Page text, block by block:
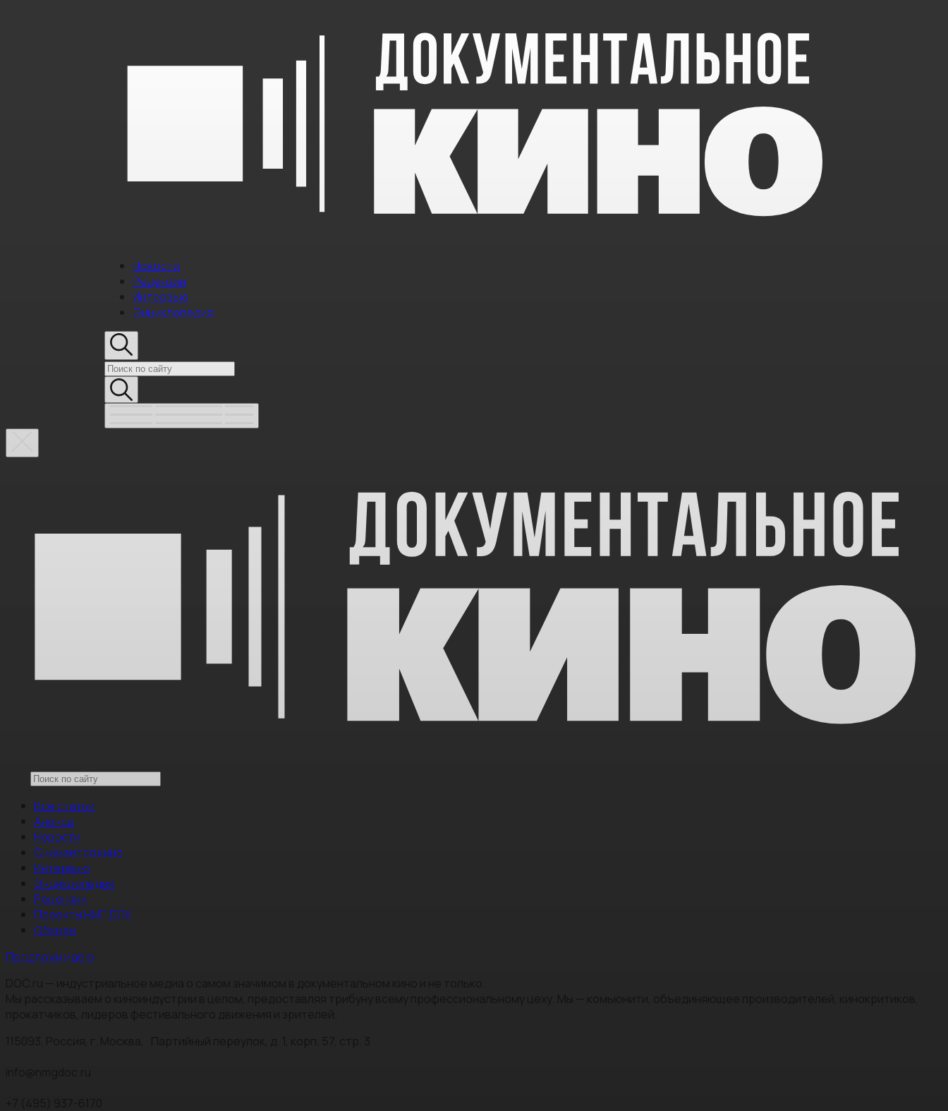
Новости
Рецензии
Интервью
Энциклопедия
Все статьи
Анонсы
Новости
Снимается кино
Интервью
Энциклопедия
Рецензии
Проекты НМГ ДОК
Обзоры
Предложи идею